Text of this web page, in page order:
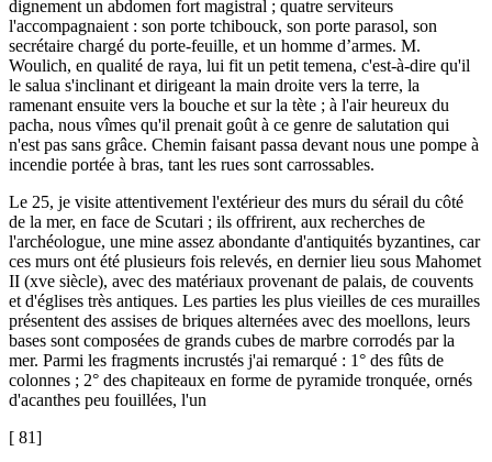
dignement un abdomen fort magistral ; quatre serviteurs
l'accompagnaient : son porte tchibouck, son porte parasol, son
secrétaire chargé du porte-feuille, et un homme d’armes. M.
Woulich, en qualité de raya, lui fit un petit temena, c'est-à-dire qu'il
le salua s'inclinant et dirigeant la main droite vers la terre, la
ramenant ensuite vers la bouche et sur la tète ; à l'air heureux du
pacha, nous vîmes qu'il prenait goût à ce genre de salutation qui
n'est pas sans grâce. Chemin faisant passa devant nous une pompe à
incendie portée à bras, tant les rues sont carrossables.
Le 25, je visite attentivement l'extérieur des murs du sérail du côté
de la mer, en face de Scutari ; ils offrirent, aux recherches de
l'archéologue, une mine assez abondante d'antiquités byzantines, car
ces murs ont été plusieurs fois relevés, en dernier lieu sous Mahomet
II (xve siècle), avec des matériaux provenant de palais, de couvents
et d'églises très antiques. Les parties les plus vieilles de ces murailles
présentent des assises de briques alternées avec des moellons, leurs
bases sont composées de grands cubes de marbre corrodés par la
mer. Parmi les fragments incrustés j'ai remarqué : 1° des fûts de
colonnes ; 2° des chapiteaux en forme de pyramide tronquée, ornés
d'acanthes peu fouillées, l'un
[ 81]